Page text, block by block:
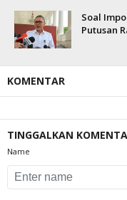
Soal
Putusan
KOMENTAR
TINGGALKAN
Name